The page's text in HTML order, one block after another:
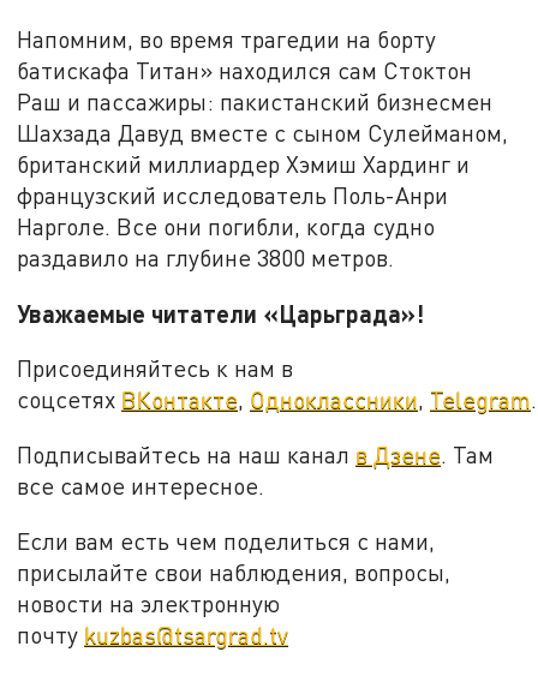
Напомним, во время трагедии на борту
батискафа Титан» находился сам Стоктон
Раш и пассажиры: пакистанский бизнесмен
Шахзада Давуд вместе с сыном Сулейманом,
британский миллиардер Хэмиш Хардинг и
французский исследователь Поль-Анри
Нарголе. Все они погибли, когда судно
раздавило на глубине 3800 метров.
Уважаемые читатели «Царьграда»!
Присоединяйтесь к нам в
соцсетях ВКонтакте, Одноклассники, Telegram.
Подписывайтесь на наш канал в Дзене. Там
все самое интересное.
Если вам есть чем поделиться с нами,
присылайте свои наблюдения, вопросы,
новости на электронную
почту kuzbas@tsargrad.tv